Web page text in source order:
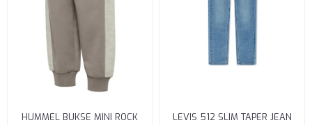
HUMMEL BUKSE MINI ROCK
LEVIS 512 SLIM TAPER JEAN